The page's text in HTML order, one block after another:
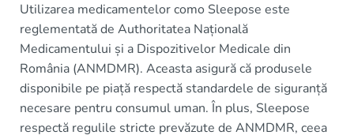
Utilizarea medicamentelor como Sleepose este
reglementată de Authoritatea Națională
Medicamentului și a Dispozitivelor Medicale din
România (ANMDMR). Aceasta asigură că produsele
disponibile pe piață respectă standardele de siguranță
necesare pentru consumul uman. În plus, Sleepose
respectă regulile stricte prevăzute de ANMDMR, ceea